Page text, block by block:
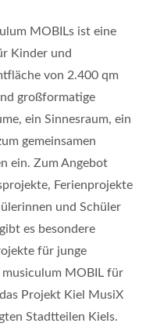
MOBILs ist eine
Kinder und
von 2.400 qm
großformatige
ein Sinnesraum, ein
gemeinsamen
ein. Zum Angebot
Ferienprojekte
und Schüler
es besondere
für junge
MOBIL für
Projekt Kiel MusiX
Stadtteilen Kiels.